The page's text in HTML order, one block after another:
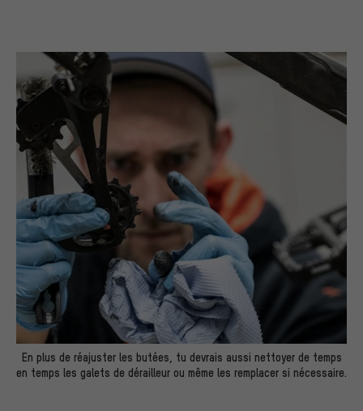
En plus de réajuster les butées, tu devrais aussi nettoyer de temps
en temps les galets de dérailleur ou même les remplacer si nécessaire.